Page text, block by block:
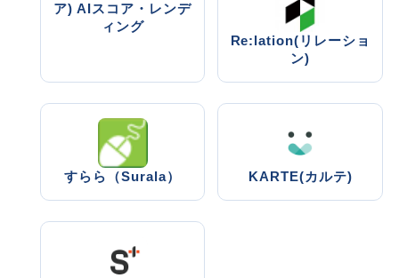
ア) AIスコア・レンデ
ィング
Re:lation(リレーショ
ン)
すらら（Surala） KARTE(カルテ)